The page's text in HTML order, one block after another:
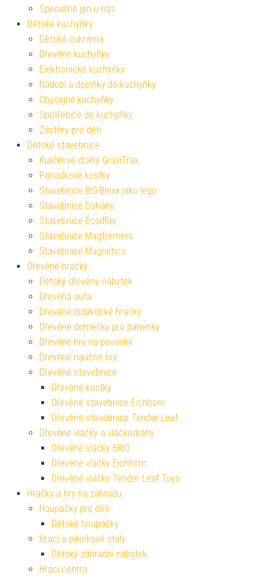
Speciálně jen u nás
Dětské kuchyňky
Dětská cukrárna
Dřevěné kuchyňky
Elektronické kuchyňky
Nádobí a doplňky do kuchyňky
Obyčejné kuchyňky
Spotřebiče do kuchyňky
Zástěry pro děti
Dětské stavebnice
Kuličkové dráhy GraviTrax
Pohádkové kostky
Stavebnice BIG-Bloxx jako lego
Stavebnice Dohány
Stavebnice Écoiffier
Stavebnice Magformers
Stavebnice Magnetics
Dřevěné hračky
Dětský dřevěný nábytek
Dřevěná auta
Dřevěné didaktické hračky
Dřevěné domečky pro panenky
Dřevěné hry na povolání
Dřevěné naučné hry
Dřevěné stavebnice
Dřevěné kostky
Dřevěné stavebnice Eichhorn
Dřevěné stavebnice Tender Leaf
Dřevěné vláčky a vláčkodráhy
Dřevěné vláčky BRIO
Dřevěné vláčky Eichhorn
Dřevěné vláčky Tender Leaf Toys
Hračky a hry na zahradu
Houpačky pro děti
Dětské houpačky
Hrací a piknikové stoly
Dětský záhradní nábytek
Hrací centra